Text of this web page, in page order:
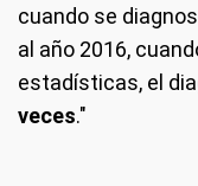
cuando se
al año 2016,
estadísticas, el
veces."